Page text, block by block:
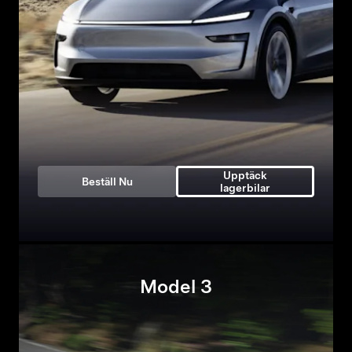
Beställ Nu
Upptäck
lagerbilar
Model 3